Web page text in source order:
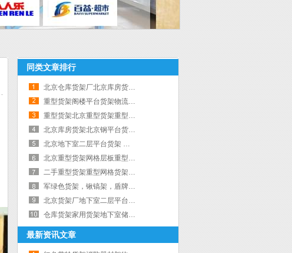
同类文章排行
北京仓库货架厂北京库房货架厂重型货架|北京中联信货架
重型货架阁楼平台货架物流仓储库房货架|中联信货架
重型货架北京重型货架重型仓储货架重型库房货架|中联信货架
北京库房货架北京钢平台货架北京重型货架|北京中联信货架
北京地下室二层平台货架 小区储藏室货架 仓库二层平台货架|中联信货架
北京重型货架网格层板重型货架仓库重型货架|中联信货架
二手重型货架重型网格货架仓库重型货架|中联信货架
军绿色货架，锹镐架，盾牌货架 消防红色货架|北京中联信货架
北京货架厂地下室二层平台货架地下室钢平台货架隔层货架|中联信货架
仓库货架家用货架地下室储藏室货架|北京中联信货架
最新资讯文章